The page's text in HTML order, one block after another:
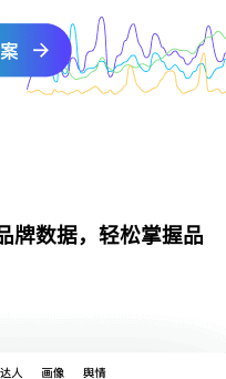
牌数据，轻松掌握品